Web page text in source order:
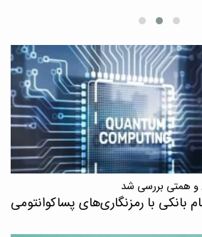
همتی بررسی شد
بانکی با رمزنگاری‌های پسا‌کوانتومی